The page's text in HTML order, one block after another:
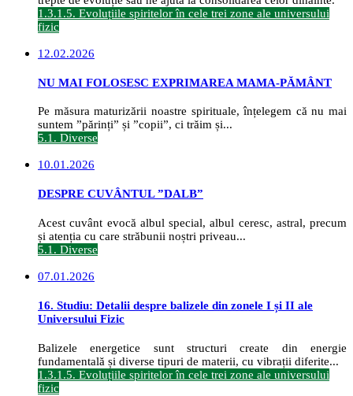
1.3.1.5. Evoluțiile spiritelor în cele trei zone ale universului
fizic
12.02.2026
NU MAI FOLOSESC EXPRIMAREA MAMA-PĂMÂNT
Pe măsura maturizării noastre spirituale, înțelegem că nu mai
suntem ”părinți” și ”copii”, ci trăim și...
5.1. Diverse
10.01.2026
DESPRE CUVÂNTUL ”DALB”
Acest cuvânt evocă albul special, albul ceresc, astral, precum
și atenția cu care străbunii noștri priveau...
5.1. Diverse
07.01.2026
16. Studiu: Detalii despre balizele din zonele I și II ale
Universului Fizic
Balizele energetice sunt structuri create din energie
fundamentală și diverse tipuri de materii, cu vibrații diferite...
1.3.1.5. Evoluțiile spiritelor în cele trei zone ale universului
fizic